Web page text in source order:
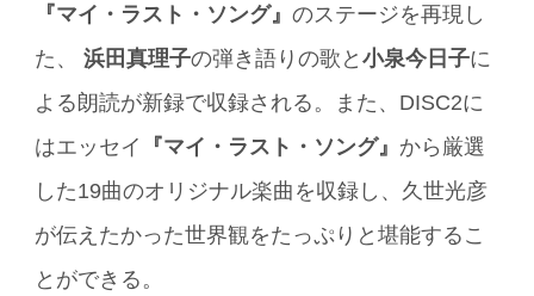
『マイ・ラスト・ソング』のステージを再現し
た、浜田真理子の弾き語りの歌と小泉今日子に
よる朗読が新録で収録される。また、DISC2に
はエッセイ
『マイ・ラスト・ソング』 から厳選
した19曲のオリジナル楽曲を収録し、久世光彦
が伝えたかった世界観をたっぷりと堪能するこ
とができる。